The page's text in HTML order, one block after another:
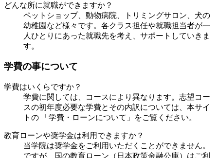
どんな所に就職ができますか？
ペットショップ、動物病院、トリミングサロン、犬の
幼稚園など様々です。各クラス担任や就職担当者が一
人ひとりにあった就職先を考え、サポートしていきま
す。
学費の事について
学費はいくらですか？
学費に関しては、コースにより異なります。志望コー
スの初年度必要な学費とその内訳については、本サイ
トの 「学費・ローンについて」をご覧ください。
教育ローンや奨学金は利用できますか？
当学院は奨学金をご利用いただくことができません。
ですが、国の教育ローン（日本政策金融公庫）はご利